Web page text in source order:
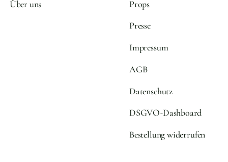
Über uns
Props
Presse
Impressum
AGB
Datenschutz
DSGVO-Dashboard
Bestellung widerrufen